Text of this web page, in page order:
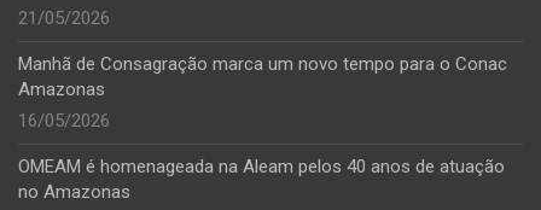
21/05/2026
Manhã de Consagração marca um novo tempo para o Conac
Amazonas
16/05/2026
OMEAM é homenageada na Aleam pelos 40 anos de atuação
no Amazonas